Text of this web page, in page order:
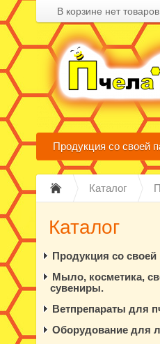
В корзине нет
Продукция со своей
Каталог
Каталог
Продукция со своей
Мыло, косметика,
сувениры.
Ветпрепараты для
Оборудование для